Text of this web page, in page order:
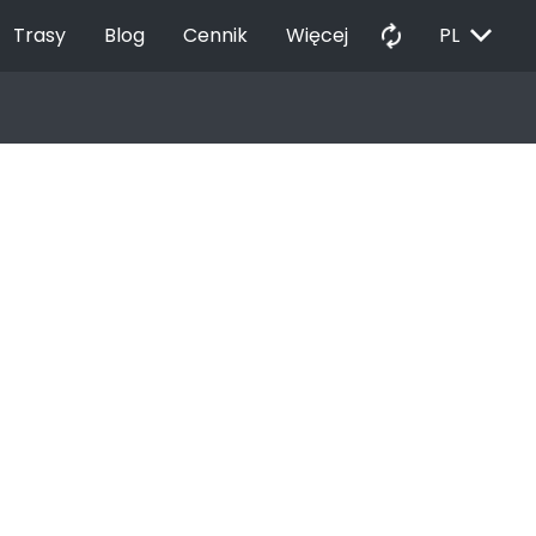
Trasy Blog Cennik Więcej autorenew PL EXPAND_MORE